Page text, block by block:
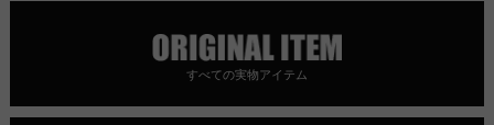
すべての実物アイテム